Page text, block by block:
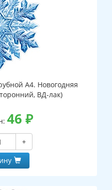
А4. Новогодняя
ВД-лак)
46 ₽
+